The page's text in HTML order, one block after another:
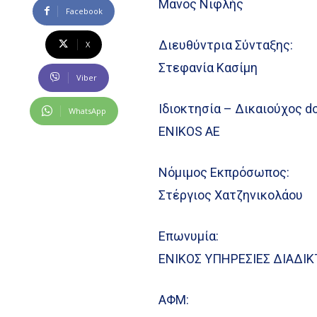
Facebook
X
Viber
WhatsApp
Μάνος Νιφλής
Διευθύντρια Σύνταξης:
Στεφανία Κασίμη
Ιδιοκτησία – Δικαιούχος
ENIKOS AE
Νόμιμος Εκπρόσωπος:
Στέργιος Χατζηνικολάου
Επωνυμία:
ΕΝΙΚΟΣ ΥΠΗΡΕΣΙΕΣ
ΑΦΜ: